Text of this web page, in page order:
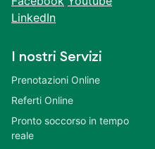
LinkedIn
I nostri Servizi
Prenotazioni Online
Referti Online
Pronto soccorso in tempo
reale